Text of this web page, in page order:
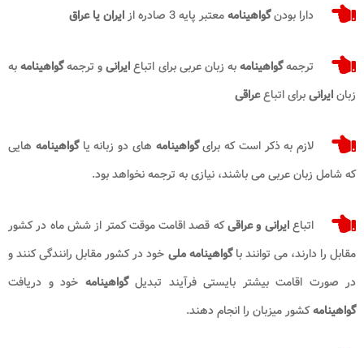
دارا بودنگواهینامهمعتبر پایه 3 صادره از ایران یا عراق
ترجمهگواهینامهبه زبان عربی برای اتباعایرانیو ترجمهگواهینامهبه
زبانایرانیبرای اتباععراقی
لازم به ذکر است که برایگواهینامه های دو زبانه یاگواهینامه هایی
که شامل زبان عربی می باشند، نیازی به ترجمه نخواهد بود.
اتباعایرانی و عراقیکه قصد اقامت موقت کمتر از شش ماه در کشور
مقابل را دارند، می‌ توانند باگواهینامه ملی خود در کشور مقابل رانندگی کنند و
در صورت اقامت بیشتر بایستی فرآیند تبدیلگواهینامه خود و دریافت
گواهینامهکشور میزبان را انجام دهند.